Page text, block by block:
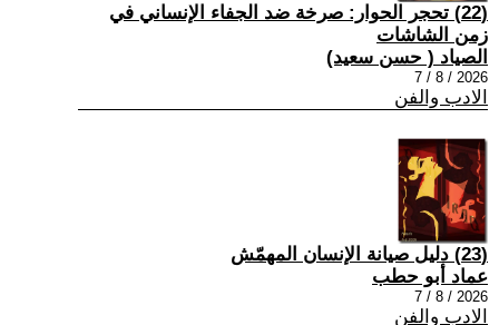
(22) تحجر الحوار: صرخة ضد الجفاء الإنساني في
زمن الشاشات
الصياد ‏( حسن سعيد‏)
2026 / 8 / 7
الادب والفن
(23) دليل صيانة الإنسان المهمّش
عماد أبو حطب
2026 / 8 / 7
الادب والفن